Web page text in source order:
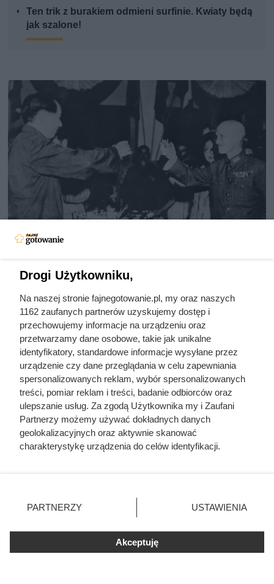
Ten trik z burakiem odmieni surfinie. Kwiaty będą
jak szalone!
Doprowadził do śmierci większej
liczby ludzi niż Hitler i Stalin
razem wzięci. Mimo to czczą go
jako bohatera
Dziennikarze ujawnili
pochodzenie mięsa z Dino. Klienci
Drogi Użytkowniku,
Na naszej stronie fajnegotowanie.pl, my oraz naszych
1162 zaufanych partnerów uzyskujemy dostęp i
przechowujemy informacje na urządzeniu oraz
przetwarzamy dane osobowe, takie jak unikalne
identyfikatory, standardowe informacje wysyłane przez
urządzenie czy dane przeglądania w celu zapewniania
spersonalizowanych reklam, wybór spersonalizowanych
treści, pomiar reklam i treści, badanie odbiorców oraz
ulepszanie usług. Za zgodą Użytkownika my i Zaufani
Partnerzy możemy używać dokładnych danych
geolokalizacyjnych oraz aktywnie skanować
charakterystykę urządzenia do celów identyfikacji.
zmienić/wycofać klikając przycisk ustawień prywatności
znajdujący się w lewym dolnym rogu strony
rodzaje przetwarzania danych nie wymagają zgody
użytkownika, ale masz prawo sprzeciwić się takiemu
przetwarzaniu. Preferencje będą miały zastosowania tylko
PARTNERZY USTAWIENIA
Akceptuję